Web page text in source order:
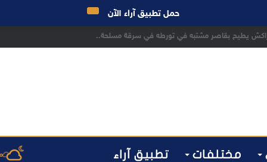
يطيح بقاصر مشتبه في تورطه في سرقة مسلحة..
مختلفات تطبيق آراء
حمل تطبيق آراء الآن